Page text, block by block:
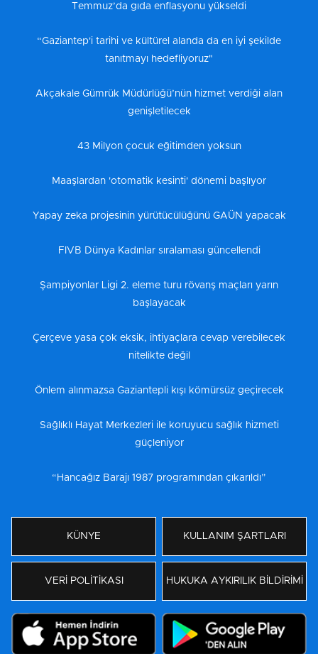
Temmuz’da gıda enflasyonu yükseldi
“Gaziantep'i tarihi ve kültürel alanda da en iyi şekilde
tanıtmayı hedefliyoruz"
Akçakale Gümrük Müdürlüğü’nün hizmet verdiği alan
genişletilecek
43 Milyon çocuk eğitimden yoksun
Maaşlardan 'otomatik kesinti' dönemi başlıyor
Yapay zeka projesinin yürütücülüğünü GAÜN yapacak
FIVB Dünya Kadınlar sıralaması güncellendi
Şampiyonlar Ligi 2. eleme turu rövanş maçları yarın
başlayacak
Çerçeve yasa çok eksik, ihtiyaçlara cevap verebilecek
nitelikte değil
Önlem alınmazsa Gaziantepli kışı kömürsüz geçirecek
Sağlıklı Hayat Merkezleri ile koruyucu sağlık hizmeti
güçleniyor
“Hancağız Barajı 1987 programından çıkarıldı”
KÜNYE KULLANIM ŞARTLARI
VERİ POLİTİKASI HUKUKA AYKIRILIK BİLDİRİMİ